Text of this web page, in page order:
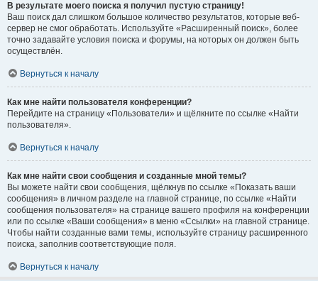
В результате моего поиска я получил пустую страницу!
Ваш поиск дал слишком большое количество результатов, которые веб-
сервер не смог обработать. Используйте «Расширенный поиск», более
точно задавайте условия поиска и форумы, на которых он должен быть
осуществлён.
Вернуться к началу
Как мне найти пользователя конференции?
Перейдите на страницу «Пользователи» и щёлкните по ссылке «Найти
пользователя».
Вернуться к началу
Как мне найти свои сообщения и созданные мной темы?
Вы можете найти свои сообщения, щёлкнув по ссылке «Показать ваши
сообщения» в личном разделе на главной странице, по ссылке «Найти
сообщения пользователя» на странице вашего профиля на конференции
или по ссылке «Ваши сообщения» в меню «Ссылки» на главной странице.
Чтобы найти созданные вами темы, используйте страницу расширенного
поиска, заполнив соответствующие поля.
Вернуться к началу